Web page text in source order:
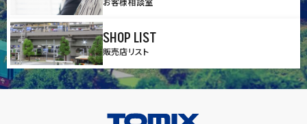
SHOP LIST
販売店リスト